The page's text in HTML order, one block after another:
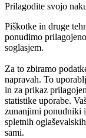
Prilagodite svojo
Piškotke in druge
ponudimo
soglasjem.
Za to zbiramo
napravah. To
in za prikaz
statistike uporabe.
zunanjimi ponudniki
spletnih
sami.